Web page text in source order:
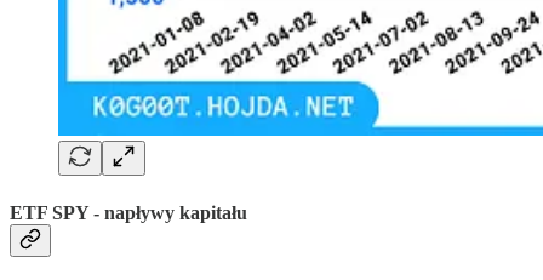
ETF SPY - napływy kapitału